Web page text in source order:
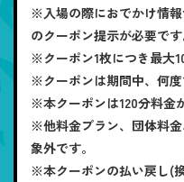
※入場の際におでかけ情
のクーポン提示が必要です
※クーポン1枚につき最大
※クーポンは期間中、何度
※本クーポンは120分料金
※他料金プラン、団体料
象外です。
※本クーポンの払い戻し(